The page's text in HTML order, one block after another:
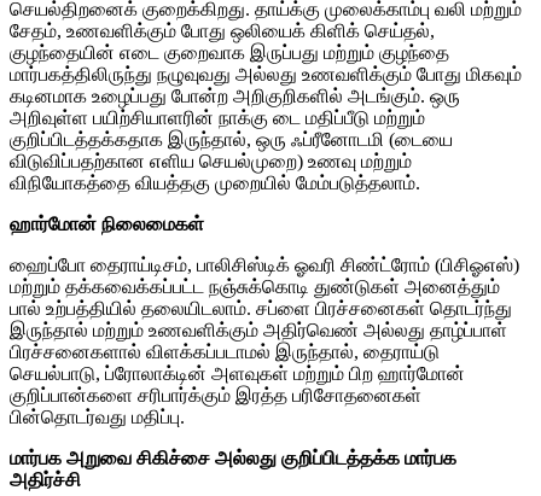
செயல்திறனைக் குறைக்கிறது. தாய்க்கு முலைக்காம்பு வலி மற்றும்
சேதம், உணவளிக்கும் போது ஒலியைக் கிளிக் செய்தல்,
குழந்தையின் எடை குறைவாக இருப்பது மற்றும் குழந்தை
மார்பகத்திலிருந்து நழுவுவது அல்லது உணவளிக்கும் போது மிகவும்
கடினமாக உழைப்பது போன்ற அறிகுறிகளில் அடங்கும். ஒரு
அறிவுள்ள பயிற்சியாளரின் நாக்கு டை மதிப்பீடு மற்றும்
குறிப்பிடத்தக்கதாக இருந்தால், ஒரு ஃப்ரீனோடமி (டையை
விடுவிப்பதற்கான எளிய செயல்முறை) உணவு மற்றும்
விநியோகத்தை வியத்தகு முறையில் மேம்படுத்தலாம்.
ஹார்மோன் நிலைமைகள்
ஹைப்போ தைராய்டிசம், பாலிசிஸ்டிக் ஓவரி சிண்ட்ரோம் (பிசிஓஎஸ்)
மற்றும் தக்கவைக்கப்பட்ட நஞ்சுக்கொடி துண்டுகள் அனைத்தும்
பால் உற்பத்தியில் தலையிடலாம். சப்ளை பிரச்சனைகள் தொடர்ந்து
இருந்தால் மற்றும் உணவளிக்கும் அதிர்வெண் அல்லது தாழ்ப்பாள்
பிரச்சனைகளால் விளக்கப்படாமல் இருந்தால், தைராய்டு
செயல்பாடு, ப்ரோலாக்டின் அளவுகள் மற்றும் பிற ஹார்மோன்
குறிப்பான்களை சரிபார்க்கும் இரத்த பரிசோதனைகள்
பின்தொடர்வது மதிப்பு.
மார்பக அறுவை சிகிச்சை அல்லது குறிப்பிடத்தக்க மார்பக
அதிர்ச்சி